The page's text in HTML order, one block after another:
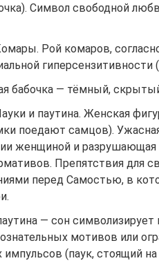
Символ свободной
Рой комаров,
гиперсензитивности
бабочка — тёмный,
и паутина. Женская
поедают самцов).
женщиной и
Препятствия для
перед Самостью, в
— сон
мотивов или
(паук, стоящий